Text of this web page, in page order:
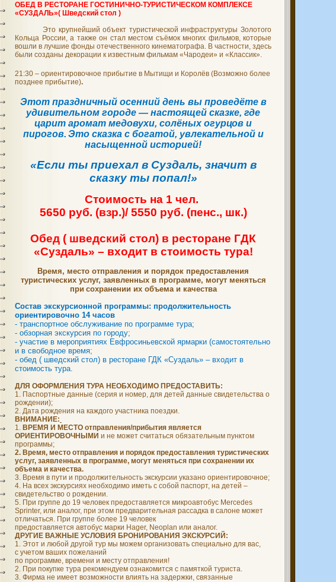
ОБЕД В РЕСТОРАНЕ ГОСТИНИЧНО-ТУРИСТИЧЕСКОМ КОМПЛЕКСЕ
«СУЗДАЛЬ»( Шведский стол )
Это крупнейший объект туристической инфраструктуры Золотого
Кольца России, а также он стал местом съёмок многих фильмов, которые
вошли в лучшие фонды отечественного кинематографа. В частности, здесь
были созданы декорации к известным фильмам «Чародеи» и «Классик».
21:30 – ориентировочное прибытие в Мытищи и Королёв (Возможно более
позднее прибытие).
Этот праздничный осенний день вы проведёте в
удивительном городе — настоящей сказке, где
царит аромат медовухи, солёных огурцов и
пирогов. Это сказка с богатой, увлекательной и
насыщенной историей!
«Если ты приехал в Суздаль, значит в
сказку ты попал!»
Стоимость на 1 чел.
5650 руб. (взр.)/ 5550 руб. (пенс., шк.)
Обед ( шведский стол) в ресторане ГДК
«Суздаль» – входит в стоимость тура!
Время, место отправления и порядок предоставления
туристических услуг, заявленных в программе, могут меняться
при сохранении их объема и качества
Состав экскурсионной программы: продолжительность
ориентировочно 14 часов
- транспортное обслуживание по программе тура;
- обзорная экскурсия по городу;
- участие в мероприятиях Евфросиньевской ярмарки (самостоятельно
и в свободное время;
- обед ( шведский стол) в ресторане ГДК «Суздаль» – входит в
стоимость тура.
ДЛЯ ОФОРМЛЕНИЯ ТУРА НЕОБХОДИМО ПРЕДОСТАВИТЬ:
1. Паспортные данные (серия и номер, для детей данные свидетельства о
рождении);
2. Дата рождения на каждого участника поездки.
ВНИМАНИЕ:
1. ВРЕМЯ И МЕСТО отправления/прибытия является
ОРИЕНТИРОВОЧНЫМИ и не может считаться обязательным пунктом
программы;
2. Время, место отправления и порядок предоставления туристических
услуг, заявленных в программе, могут меняться при сохранении их
объема и качества.
3. Время в пути и продолжительность экскурсии указано ориентировочное;
4. На всех экскурсиях необходимо иметь с собой паспорт, на детей –
свидетельство о рождении.
5. При группе до 19 человек предоставляется микроавтобус Mercedes
Sprinter, или аналог, при этом предварительная рассадка в салоне может
отличаться. При группе более 19 человек
предоставляется автобус марки Hager, Neoplan или аналог.
ДРУГИЕ ВАЖНЫЕ УСЛОВИЯ БРОНИРОВАНИЯ ЭКСКУРСИЙ:
1. Этот и любой другой тур мы можем организовать специально для вас,
с учетом ваших пожеланий
по программе, времени и месту отправления!
2. При покупке тура рекомендуем ознакомится с памяткой туриста.
3. Фирма не имеет возможности влиять на задержки, связанные